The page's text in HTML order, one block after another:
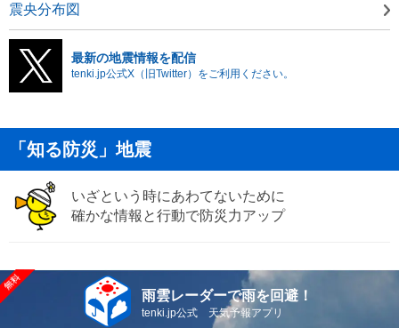
震央分布図
最新の地震情報を配信
tenki.jp公式X（旧Twitter）をご利用ください。
「知る防災」地震
いざという時にあわてないために
確かな情報と行動で防災力アップ
雨雲レーダーで雨を回避！
tenki.jp公式 天気予報アプリ